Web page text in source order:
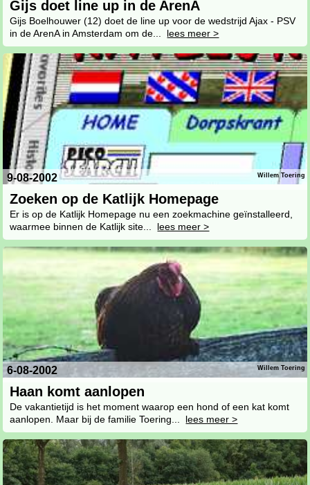
Gijs doet line up in de ArenA
Gijs Boelhouwer (12) doet de line up voor de wedstrijd Ajax - PSV
in de ArenA in Amsterdam om de... lees meer >
9-08-2002 Willem Toering
Zoeken op de Katlijk Homepage
Er is op de Katlijk Homepage nu een zoekmachine geïnstalleerd,
waarmee binnen de Katlijk site... lees meer >
6-08-2002 Willem Toering
Haan komt aanlopen
De vakantietijd is het moment waarop een hond of een kat komt
aanlopen. Maar bij de familie Toering... lees meer >